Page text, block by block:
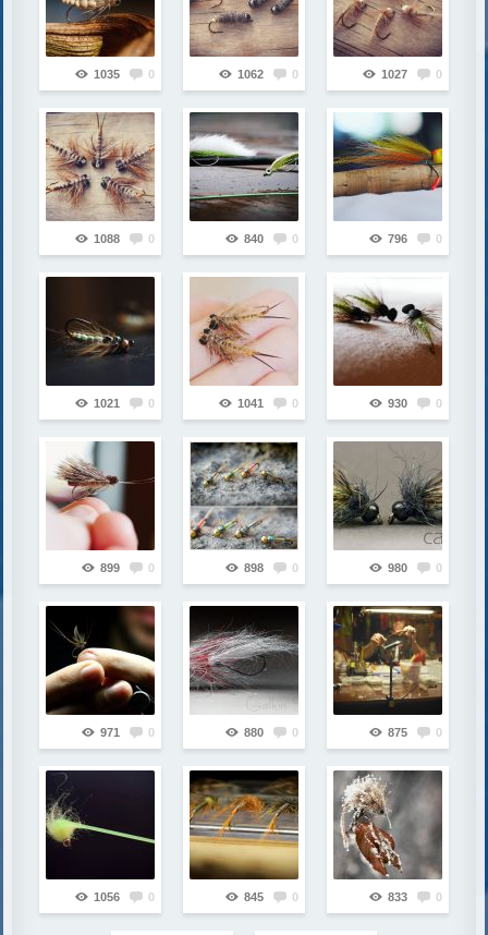
1035 0 1062 0 1027 0
1088 0 840 0 796 0
1021 0 1041 0 930 0
899 0 898 0 980 0
971 0 880 0 875 0
1056 0 845 0 833 0